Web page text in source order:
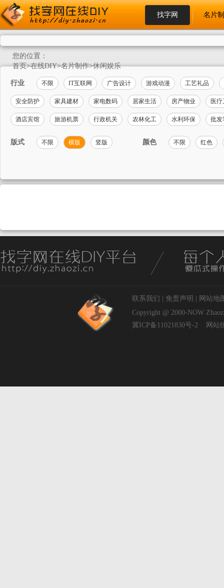
找字网 名片
您的位置：
首页>在线DIY>名片制作>休闲娱乐
行业 不限 IT互联网 广告设计 游戏动漫 工艺礼品
安全防护 家具建材 家电数码 居家生活 房产物业 医
酒店宾馆 旅游机票 行政机关 农林化工 水利环保 批发
版式 不限 横版 竖版 颜色 不限 红色
联系我们 免责声明
网站地
Copyright @ 2000-NOW
冀ICP备11021830号-2
网站